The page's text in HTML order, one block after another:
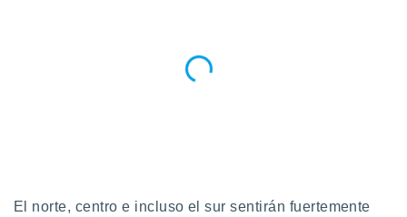
El norte, centro e incluso el sur sentirán fuertemente